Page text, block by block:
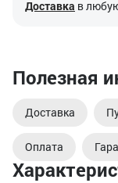
Доставка в
Полезная
Доставка
Оплата